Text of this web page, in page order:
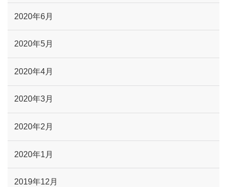
2020年6月
2020年5月
2020年4月
2020年3月
2020年2月
2020年1月
2019年12月